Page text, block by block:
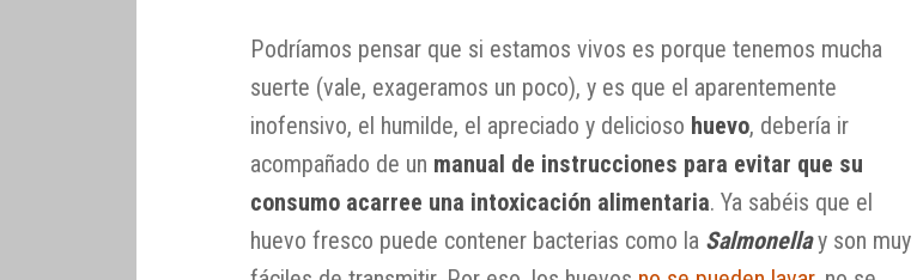
Podríamos pensar que si estamos vivos es porque tenemos mucha
suerte (vale, exageramos un poco), y es que el aparentemente
inofensivo, el humilde, el apreciado y delicioso huevo, debería ir
acompañado de un manual de instrucciones para evitar que su
consumo acarree una intoxicación alimentaria. Ya sabéis que el
huevo fresco puede contener bacterias como la Salmonellay son muy